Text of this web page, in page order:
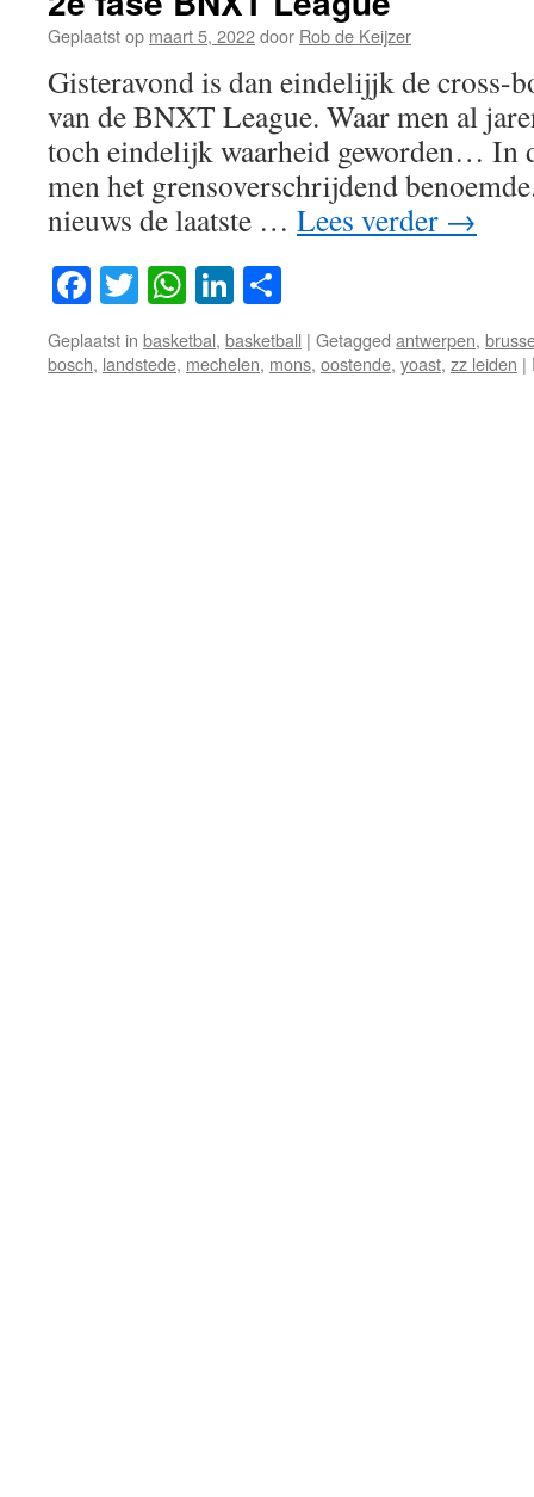
Geplaatst op maart 5, 2022door Rob de Keijzer
Gisteravond is dan eindelijjk de cross-
van de BNXT League. Waar men al
toch eindelijk waarheid geworden… In
men het grensoverschrijdend
nieuws de laatste … Lees verder →
Facebook
TwitterWhatsApp
LinkedIn
Geplaatst in basketbal, basketball | Getagged antwerpen,
bosch, landstede, mechelen, mons, oostende, yoast, zz leiden |